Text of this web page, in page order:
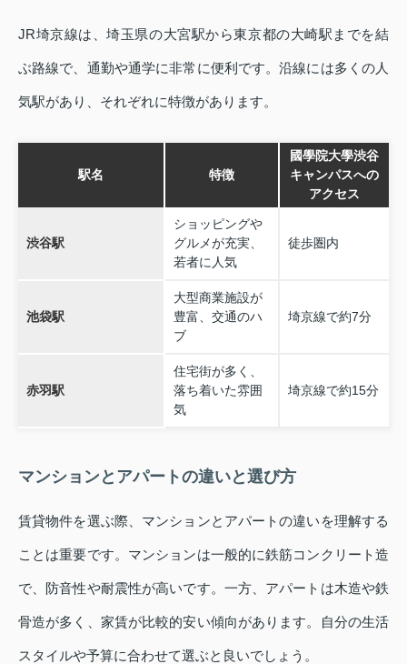
JR埼京線は、埼玉県の大宮駅から東京都の大崎駅までを結
ぶ路線で、通勤や通学に非常に便利です。沿線には多くの人
気駅があり、それぞれに特徴があります。
駅名 特徴
國學院大學渋谷
キャンパスへの
アクセス
渋谷駅
ショッピングや
グルメが充実、
若者に人気
徒歩圏内
池袋駅
大型商業施設が
豊富、交通のハ
ブ
埼京線で約7分
赤羽駅
住宅街が多く、
落ち着いた雰囲
気
埼京線で約15分
マンションとアパートの違いと選び方
賃貸物件を選ぶ際、マンションとアパートの違いを理解する
ことは重要です。マンションは一般的に鉄筋コンクリート造
で、防音性や耐震性が高いです。一方、アパートは木造や鉄
骨造が多く、家賃が比較的安い傾向があります。自分の生活
スタイルや予算に合わせて選ぶと良いでしょう。